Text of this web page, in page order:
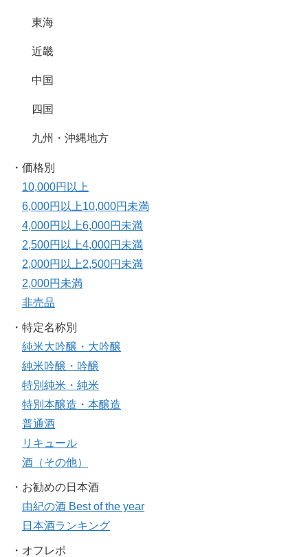
東海
近畿
中国
四国
九州・沖縄地方
・価格別
10,000円以上
6,000円以上10,000円未満
4,000円以上6,000円未満
2,500円以上4,000円未満
2,000円以上2,500円未満
2,000円未満
非売品
・特定名称別
純米大吟醸・大吟醸
純米吟醸・吟醸
特別純米・純米
特別本醸造・本醸造
普通酒
リキュール
酒（その他）
・お勧めの日本酒
由紀の酒 Best of the year
日本酒ランキング
・オフレポ